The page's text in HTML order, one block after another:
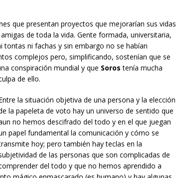
que presentan proyectos que mejorarían sus vidas
de toda la vida. Gente formada, universitaria,
ni fachas y sin embargo no se habían
complejos pero, simplificando, sostenían que se
conspiración mundial y que Soros tenía mucha
de ello.
la situación objetiva de una persona y la elección
la papeleta de voto hay un universo de sentido que
no hemos descifrado del todo y en el que juegan
papel fundamental la comunicación y cómo se
hoy; pero también hay teclas en la
de las personas que son complicadas de
del todo y que no hemos aprendido a